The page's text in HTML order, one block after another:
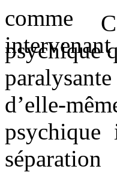
psychique
d’elle-
psychique